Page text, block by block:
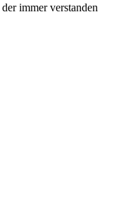
immer verstanden